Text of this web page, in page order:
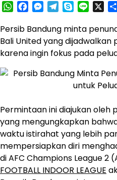
WhatsApp
Facebook
Messenger
Telegram
SkypeLine
Persib Bandung minta
Bali United yang dijadwalkan
karena ingin fokus pada
Permintaan ini diajukan oleh
yang mengungkapkan
waktu istirahat yang lebih
mempersiapkan diri
di AFC Champions League 2
FOOTBALL INDOOR LEAGUE